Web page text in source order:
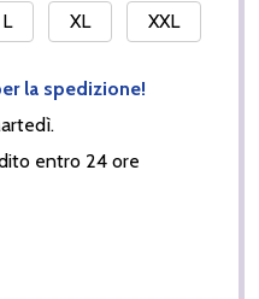
L XL XXL
la spedizione!
entro 24 ore
SUPERTECH R10 TEAM
QUANTITÀ DI